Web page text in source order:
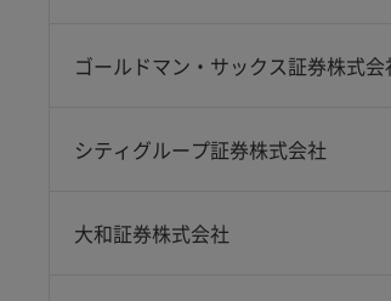
ゴールドマン・サックス証券株式会
シティグループ証券株式会社
大和証券株式会社